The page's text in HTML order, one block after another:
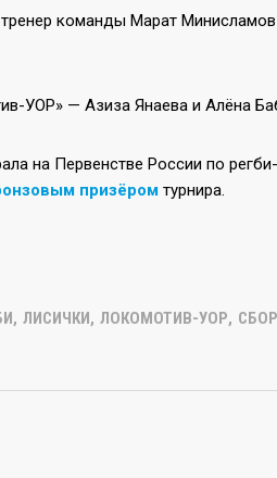
команды Марат Минисламов
УОР» — Азиза Янаева и Алёна
на Первенстве России по
призёром турнира.
, ЛИСИЧКИ , ЛОКОМОТИВ-УОР,